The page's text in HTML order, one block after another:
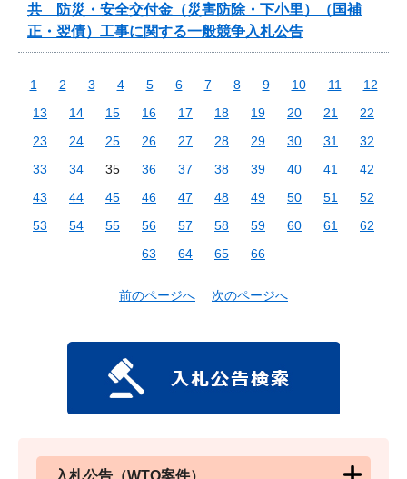
共 防災・安全交付金（災害防除・下小里）（国補
正・翌債）工事に関する一般競争入札公告
1 2 3 4 5 6 7 8 9 10 11
12
13
14 15 16 17 18 19 20 21
22
23
24 25 26 27 28 29 30 31
32
33
34 35 36 37 38 39 40 41
42
43
44 45 46 47 48 49 50 51
52
53
54 55 56 57 58 59 60 61
62
63
64 65 66
前のページへ 次のページへ
入札公告（WTO案件）